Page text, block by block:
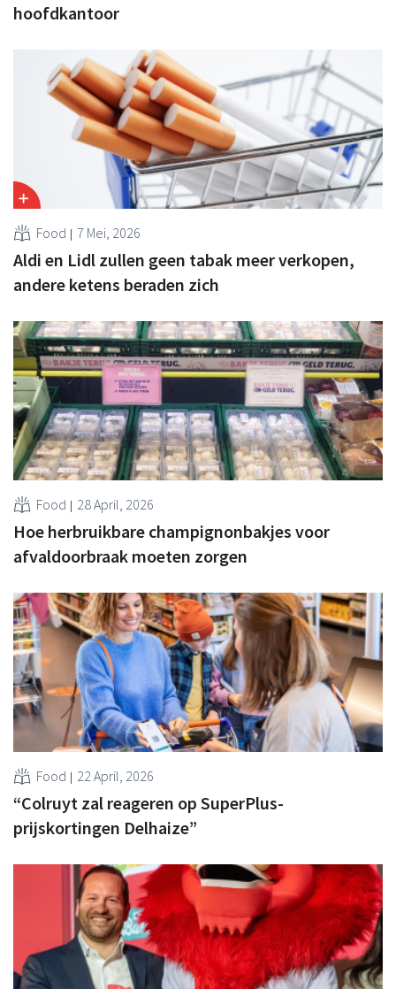
hoofdkantoor
Food 7 Mei, 2026
Aldi en Lidl zullen geen tabak meer verkopen,
andere ketens beraden zich
Food 28 April, 2026
Hoe herbruikbare champignonbakjes voor
afvaldoorbraak moeten zorgen
Food 22 April, 2026
“Colruyt zal reageren op SuperPlus-
prijskortingen Delhaize”